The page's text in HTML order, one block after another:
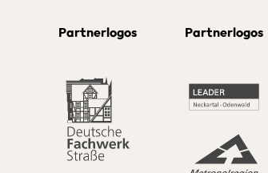
Partnerlogos Partnerlogos